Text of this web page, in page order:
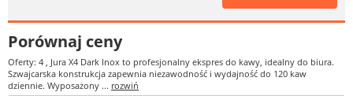
Porównaj ceny
Oferty: 4 , Jura X4 Dark Inox to profesjonalny ekspres do kawy, idealny do biura.
Szwajcarska konstrukcja zapewnia niezawodność i wydajność do 120 kaw
dziennie. Wyposażony ... rozwiń